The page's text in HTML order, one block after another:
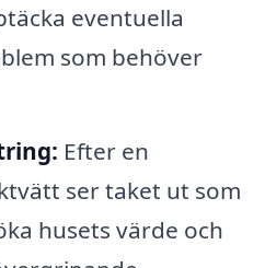
eventuella
som behöver
Efter en
ser taket ut som
husets värde och